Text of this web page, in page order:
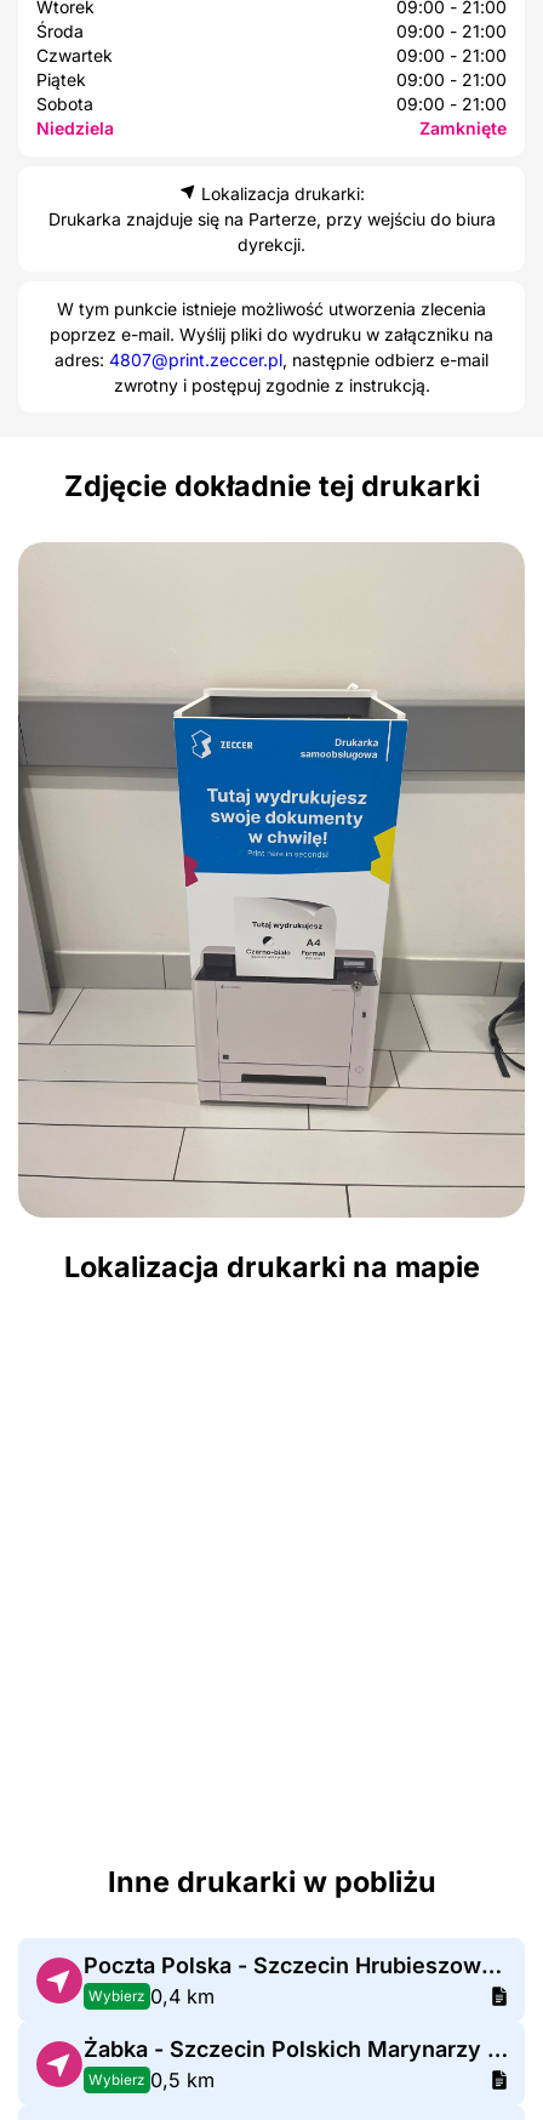
Wtorek
09:00 - 21:00
Środa
09:00 - 21:00
Czwartek
09:00 - 21:00
Piątek
09:00 - 21:00
Sobota
09:00 - 21:00
Niedziela
Zamknięte
Lokalizacja drukarki:
Drukarka znajduje się na Parterze, przy wejściu do biura
dyrekcji.
W tym punkcie istnieje możliwość utworzenia zlecenia
poprzez e-mail. Wyślij pliki do wydruku w załączniku na
adres: 4807@print.zeccer.pl, następnie odbierz e-mail
zwrotny i postępuj zgodnie z instrukcją.
Zdjęcie dokładnie tej drukarki
Lokalizacja drukarki na mapie
Inne drukarki w pobliżu
Poczta Polska - Szczecin Hrubieszowska
Wybierz 0,4 km
Żabka - Szczecin Polskich Marynarzy 86
Wybierz 0,5 km